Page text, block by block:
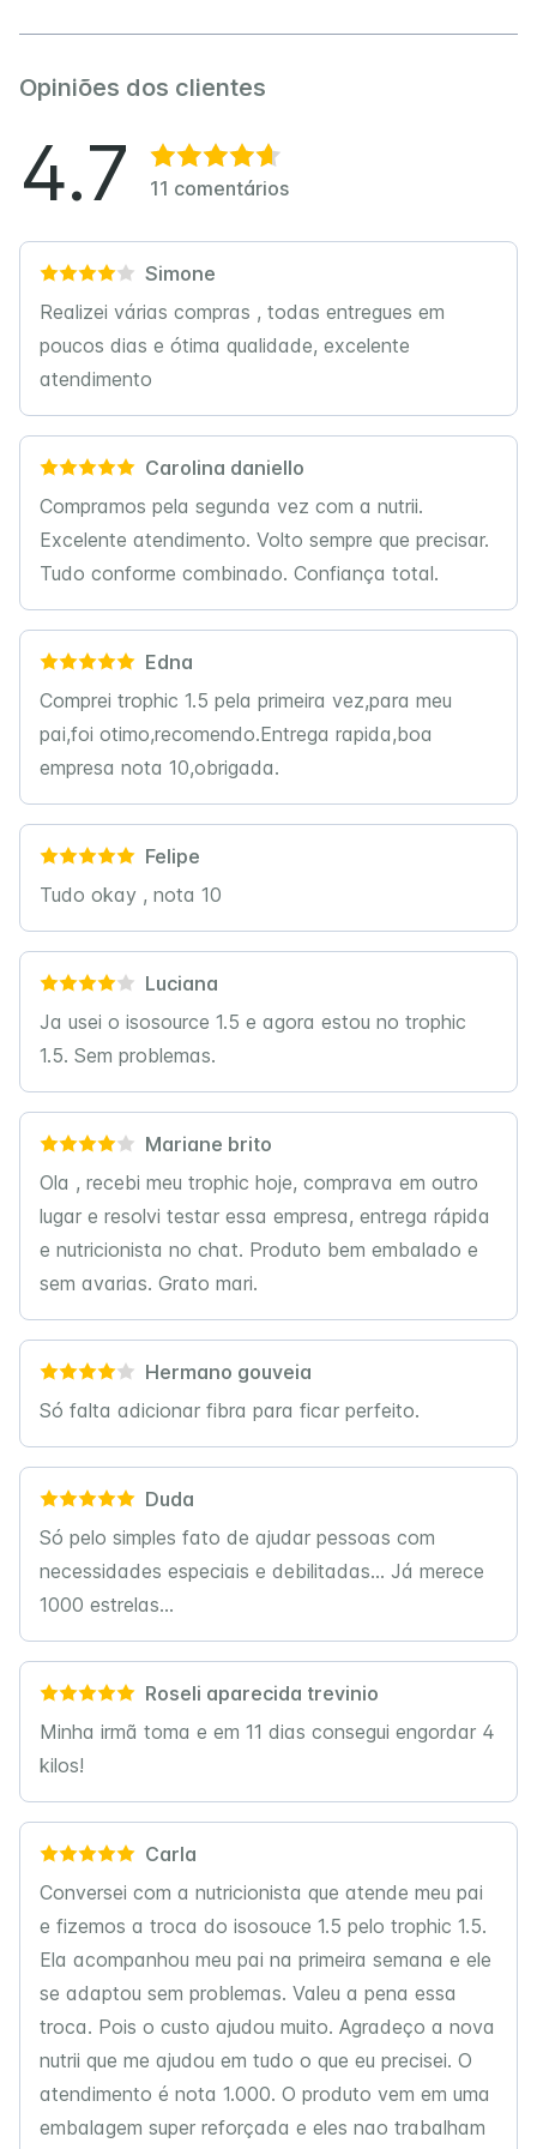
Opiniões dos clientes
4.7 11 comentários
Simone
Realizei várias compras , todas entregues em
poucos dias e ótima qualidade, excelente
atendimento
Carolina daniello
Compramos pela segunda vez com a nutrii.
Excelente atendimento. Volto sempre que precisar.
Tudo conforme combinado. Confiança total.
Edna
Comprei trophic 1.5 pela primeira vez,para meu
pai,foi otimo,recomendo.Entrega rapida,boa
empresa nota 10,obrigada.
Felipe
Tudo okay , nota 10
Luciana
Ja usei o isosource 1.5 e agora estou no trophic
1.5. Sem problemas.
Mariane brito
Ola , recebi meu trophic hoje, comprava em outro
lugar e resolvi testar essa empresa, entrega rápida
e nutricionista no chat. Produto bem embalado e
sem avarias. Grato mari.
Hermano gouveia
Só falta adicionar fibra para ficar perfeito.
Duda
Só pelo simples fato de ajudar pessoas com
necessidades especiais e debilitadas... Já merece
1000 estrelas...
Roseli aparecida trevinio
Minha irmã toma e em 11 dias consegui engordar 4
kilos!
Carla
Conversei com a nutricionista que atende meu pai
e fizemos a troca do isosouce 1.5 pelo trophic 1.5.
Ela acompanhou meu pai na primeira semana e ele
se adaptou sem problemas. Valeu a pena essa
troca. Pois o custo ajudou muito. Agradeço a nova
nutrii que me ajudou em tudo o que eu precisei. O
atendimento é nota 1.000. O produto vem em uma
embalagem super reforçada e eles nao trabalham